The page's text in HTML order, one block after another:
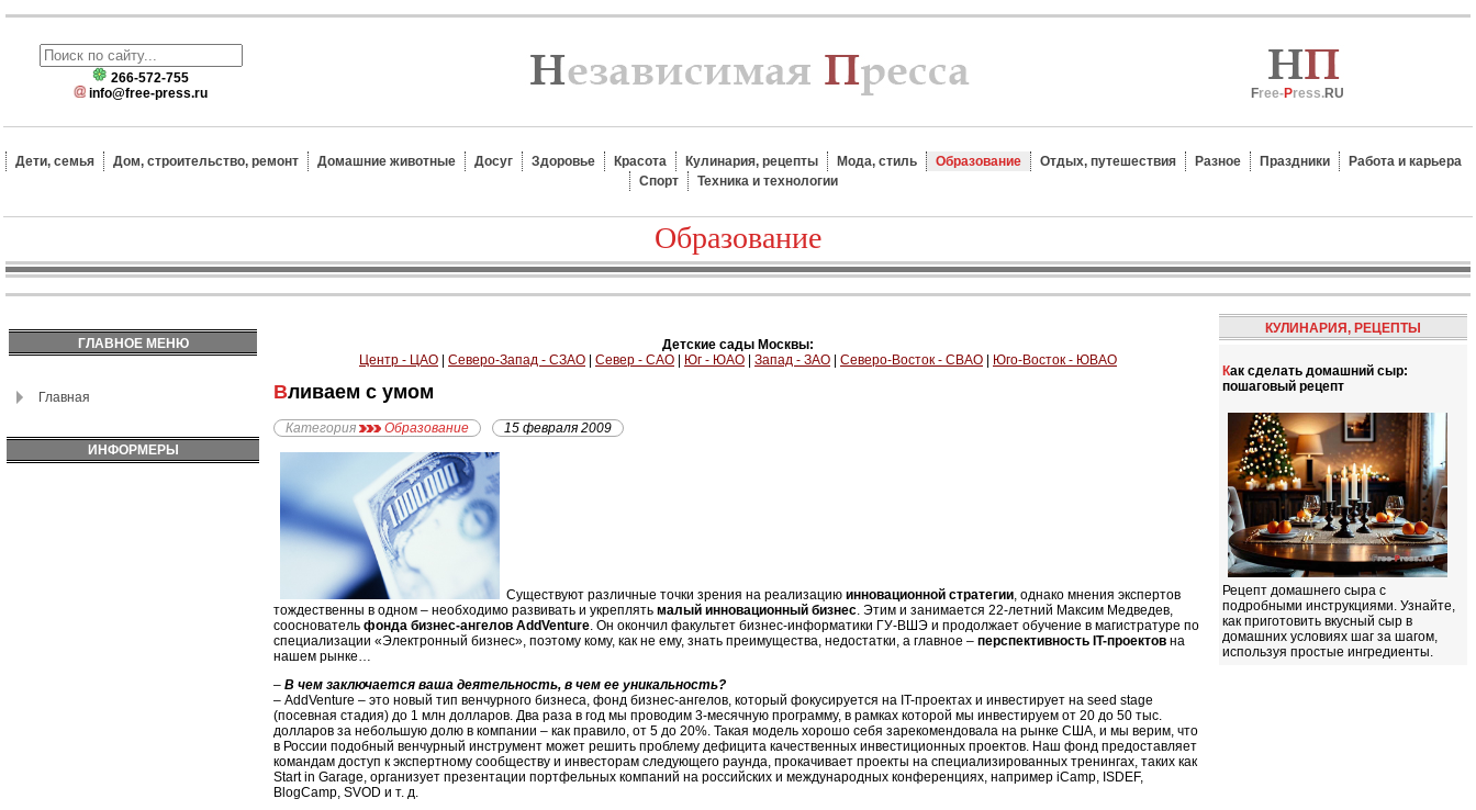
266-572-755
info@free-press.ru
Free-Press.RU
Дети, семья Дом, строительство, ремонт Домашние животные Досуг Здоровье Красота Кулинария, рецепты Мода, стиль Образование Отдых, путешествия Разное Праздники
Работа и карьера
Спорт
Техника и технологии
Образование
ГЛАВНОЕ МЕНЮ
Главная
ИНФОРМЕРЫ
Детские сады Москвы:
Центр - ЦАО
Северо-Запад - СЗАО Север - САО Юг - ЮАО Запад - ЗАО Северо-Восток - СВАО Юго-Восток - ЮВАО
Вливаем с умом
Категория Образование 15 февраля 2009
Существуют различные точки зрения на реализацию инновационной стратегии, однако мнения экспертов
тождественны в одном – необходимо развивать и укреплять малый инновационный бизнес. Этим и занимается 22-летний Максим Медведев,
сооснователь фонда бизнес-ангелов AddVenture. Он окончил факультет бизнес-информатики ГУ-ВШЭ и продолжает обучение в магистратуре по
специализации «Электронный бизнес», поэтому кому, как не ему, знать преимущества, недостатки, а главное – перспективность IT-проектов на
нашем рынке…
– В чем заключается ваша деятельность, в чем ее уникальность?
– AddVenture – это новый тип венчурного бизнеса, фонд бизнес-ангелов, который фокусируется на IT-проектах и инвестирует на seed stage
(посевная стадия) до 1 млн долларов. Два раза в год мы проводим 3-месячную программу, в рамках которой мы инвестируем от 20 до 50 тыс.
долларов за небольшую долю в компании – как правило, от 5 до 20%. Такая модель хорошо себя зарекомендовала на рынке США, и мы верим, что
в России подобный венчурный инструмент может решить проблему дефицита качественных инвестиционных проектов. Наш фонд предоставляет
командам доступ к экспертному сообществу и инвесторам следующего раунда, прокачивает проекты на специализированных тренингах, таких как
Start in Garage, организует презентации портфельных компаний на российских и международных конференциях, например iCamp, ISDEF,
BlogCamp, SVOD и т. д.
КУЛИНАРИЯ, РЕЦЕПТЫ
Как сделать домашний сыр:
пошаговый рецепт
Рецепт домашнего сыра с
подробными инструкциями. Узнайте,
как приготовить вкусный сыр в
домашних условиях шаг за шагом,
используя простые ингредиенты.